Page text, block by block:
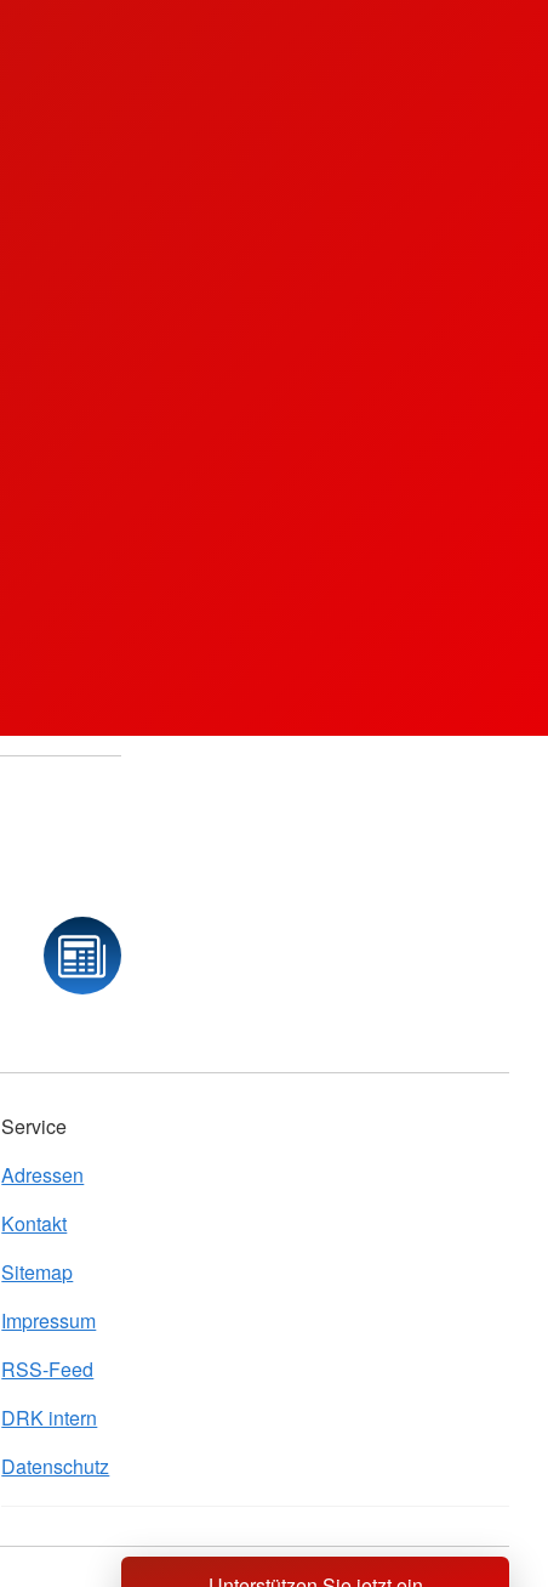
Service
Adressen
Kontakt
Sitemap
Impressum
RSS-Feed
DRK intern
Datenschutz